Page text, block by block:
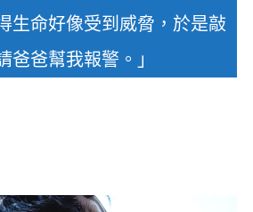
生命好像受到威脅，於是敲
爸爸幫我報警。」